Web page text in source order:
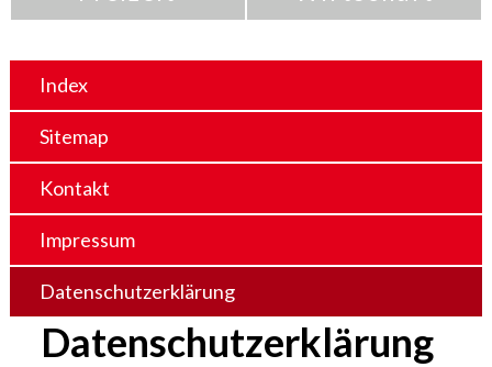
Index
Sitemap
Kontakt
Impressum
Datenschutzerklärung
Datenschutzerklärung